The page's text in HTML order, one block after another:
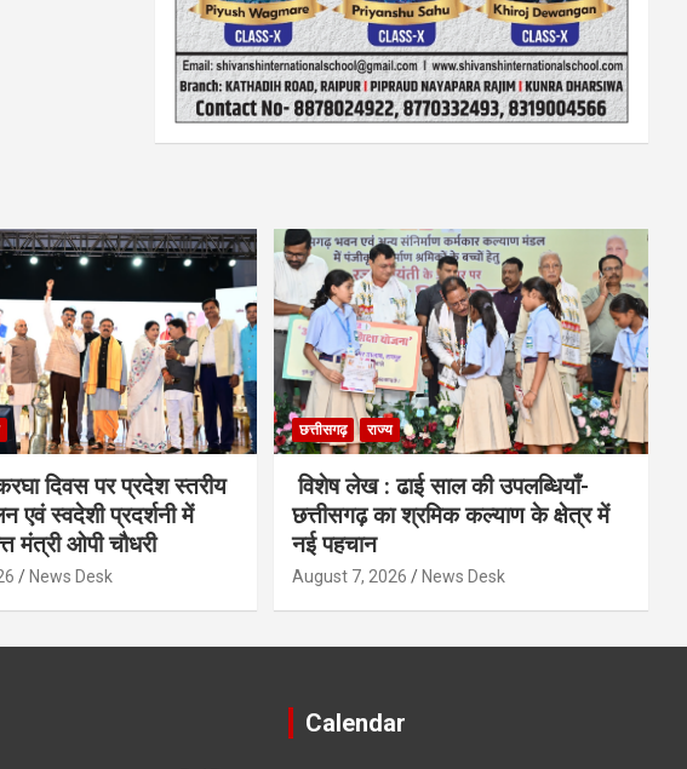
दिवस पर प्रदेश स्तरीय
एवं स्वदेशी प्रदर्शनी में
मंत्री ओपी चौधरी
News Desk
छत्तीसगढ़ राज्य
विशेष लेख : ढाई साल की उपलब्धियाँ-
छत्तीसगढ़ का श्रमिक कल्याण के क्षेत्र में
नई पहचान
August 7, 2026 News Desk
Calendar